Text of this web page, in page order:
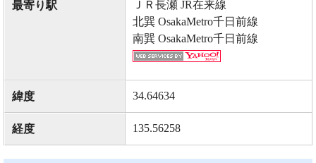
最寄り駅
ＪＲ長瀬 JR在来線
北巽 OsakaMetro千日前線
南巽 OsakaMetro千日前線
緯度 34.64634
経度 135.56258